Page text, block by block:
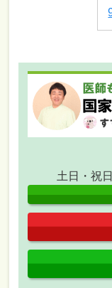
土日・祝